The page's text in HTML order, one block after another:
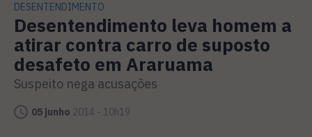
DESENTENDIMENTO
Desentendimento leva homem a
atirar contra carro de suposto
desafeto em Araruama
Suspeito nega acusações
05 junho 2014 - 10h19